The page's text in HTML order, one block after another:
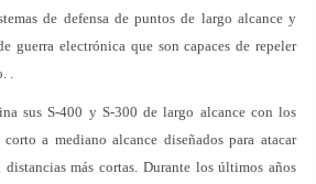
de defensa de puntos de largo alcance y
guerra electrónica que son capaces de repeler
.
sus S-400 y S-300 de largo alcance con los
a mediano alcance diseñados para atacar
más cortas. Durante los últimos años